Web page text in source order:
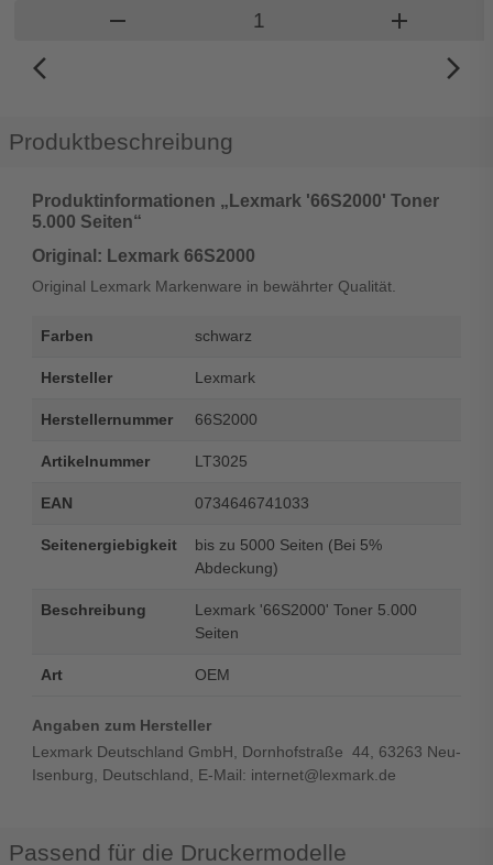
remove Produkt Warenkorb Menge
add
arrow_back_ios_new
arrow_forward_ios
Produktbeschreibung
Produktinformationen „Lexmark '66S2000' Toner
5.000 Seiten“
Original: Lexmark 66S2000
Original Lexmark Markenware in bewährter Qualität.
Farben schwarz
Hersteller Lexmark
Herstellernummer 66S2000
Artikelnummer LT3025
EAN 0734646741033
Seitenergiebigkeit
bis zu 5000 Seiten (Bei 5%
Abdeckung)
Beschreibung
Lexmark '66S2000' Toner 5.000
Seiten
Art OEM
Angaben zum Hersteller
Lexmark Deutschland GmbH, Dornhofstraße 44, 63263 Neu-
Isenburg, Deutschland, E-Mail: internet@lexmark.de
Passend für die Druckermodelle